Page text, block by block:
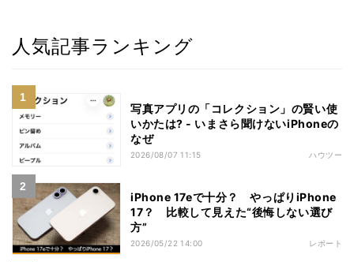
人気記事ランキング
写真アプリの「コレクション」の賢い使
いかたは? - いまさら聞けないiPhoneの
なぜ
2026/08/07 11:15 ハウツー
iPhone 17eで十分？ やっぱりiPhone
17？ 比較して見えた“後悔しない選び
方”
2026/05/22 14:00 レポート